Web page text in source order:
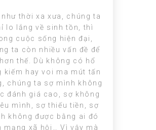
như thời xa xưa, chúng ta
lo lắng về sinh tồn, thì
cuộc sống hiện đại,
ta còn nhiều vấn đề để
hơn thế. Dù không có hổ
kiếm hay voi ma mút tấn
chúng ta sợ mình không
đánh giá cao, sợ không
mình, sợ thiếu tiền, sợ
không được bằng ai đó
mạng xã hội… Vì vậy mà